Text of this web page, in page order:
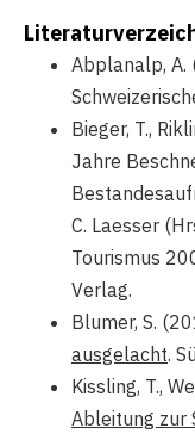
Abplanalp, A.
Bieger, T.,
Jahre
C. Laesser
Tourismus
Verlag.
Blumer, S.
ausgelacht.
Kissling, T.,
Ableitung zur